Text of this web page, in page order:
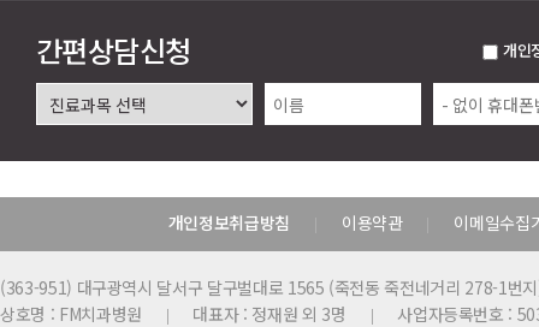
간편상담신청 개인
개인정보취급방침 이용약관 이메일수집
(363-951) 대구광역시 달서구 달구벌대로 1565 (죽전동 죽전네거리 278-1번
상호명 : FM치과병원
대표자 : 정재원 외 3명 사업자등록번호 :